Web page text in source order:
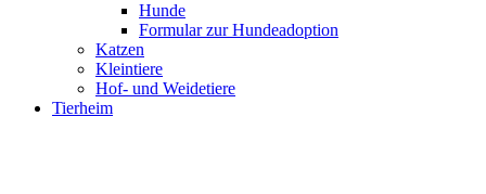
Hunde
Formular zur Hundeadoption
Katzen
Kleintiere
Hof- und Weidetiere
Tierheim